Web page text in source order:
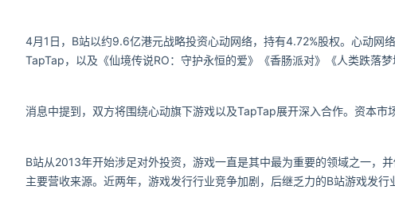
4月1日，B站以约9.6亿港元战略投资心动网络，持有4.72%股权。心动网
TapTap，以及《仙境传说RO：守护永恒的爱》《香肠派对》《人类跌落梦
消息中提到，双方将围绕心动旗下游戏以及TapTap展开深入合作。资本市
B站从2013年开始涉足对外投资，游戏一直是其中最为重要的领域之一，
主要营收来源。近两年，游戏发行行业竞争加剧，后继乏力的B站游戏发